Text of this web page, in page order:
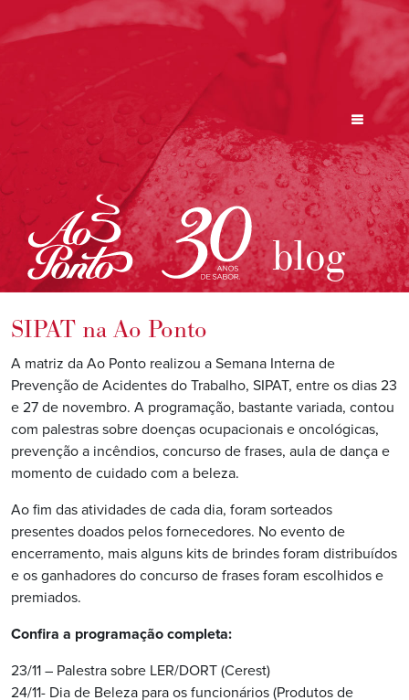
blog
SIPAT na Ao Ponto
A matriz da Ao Ponto realizou a Semana Interna de
Prevenção de Acidentes do Trabalho, SIPAT, entre os dias 23
e 27 de novembro. A programação, bastante variada, contou
com palestras sobre doenças ocupacionais e oncológicas,
prevenção a incêndios, concurso de frases, aula de dança e
momento de cuidado com a beleza.
Ao fim das atividades de cada dia, foram sorteados
presentes doados pelos fornecedores. No evento de
encerramento, mais alguns kits de brindes foram distribuídos
e os ganhadores do concurso de frases foram escolhidos e
premiados.
Confira a programação completa:
23/11 – Palestra sobre LER/DORT (Cerest)
24/11- Dia de Beleza para os funcionários (Produtos de